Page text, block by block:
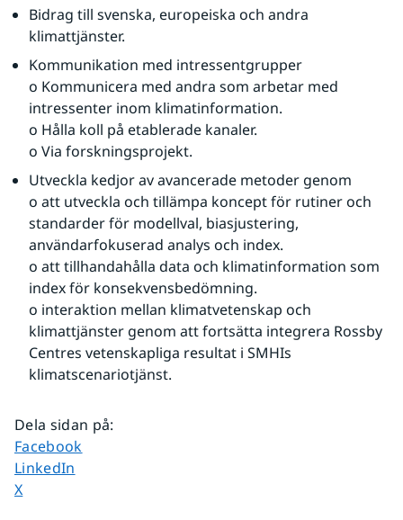
Bidrag till svenska, europeiska och andra
klimattjänster.
Kommunikation med intressentgrupper
o Kommunicera med andra som arbetar med
intressenter inom klimatinformation.
o Hålla koll på etablerade kanaler.
o Via forskningsprojekt.
Utveckla kedjor av avancerade metoder genom
o att utveckla och tillämpa koncept för rutiner och
standarder för modellval, biasjustering,
användarfokuserad analys och index.
o att tillhandahålla data och klimatinformation som
index för konsekvensbedömning.
o interaktion mellan klimatvetenskap och
klimattjänster genom att fortsätta integrera Rossby
Centres vetenskapliga resultat i SMHIs
klimatscenariotjänst.
Dela sidan på:
Dela sidan på
Facebook
Dela sidan på
LinkedIn
Dela sidan på
X